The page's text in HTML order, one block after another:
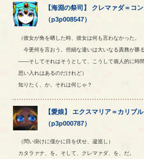
【海淵の祭司 】 クレマァダ＝ コン
（p3p008547）
（彼女が角を晒した時、彼女は何も言わなかった。
今更何を言おう。些細な違いは大いなる責務が勝る
――そしてそれはそうとして、こうして個人的に時
思い入れはあるのだけれど）
知りたく、か。それは何じゃ？
【愛娘】 エクスマリア＝ カリブ
（p3p000787）
（問い掛けに僅かに目を伏せ、逡巡し）
カタラァナ、を。そして、クレマァダ、を、だ。